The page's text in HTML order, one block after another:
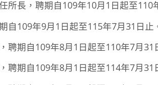
所長，聘期自109年10月1日起至110
自109年9月1日起至115年7月31日止
聘期自109年8月1日起至110年7月31
聘期自109年8月1日起至114年7月31